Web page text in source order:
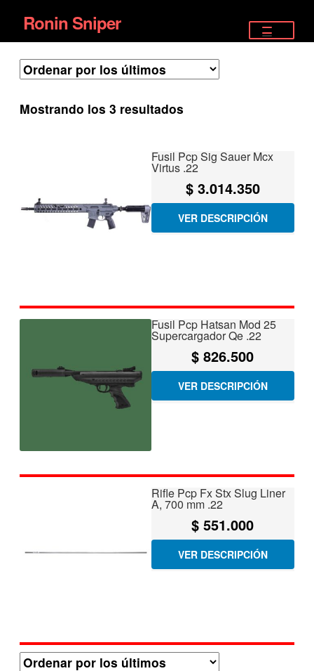
Ir
a
la
Ir
al
contenido
Ronin Sniper
PISTOLAS
Mostrando los 3 resultados
últimos
Fusil Pcp Sig Sauer Mcx
Virtus .22
$3.014.350
VER DESCRIPCIÓN
Fusil Pcp Hatsan Mod 25
Supercargador Qe .22
$ 826.500
VER DESCRIPCIÓN
Rifle Pcp Fx Stx Slug Liner
A, 700 mm .22
$ 551.000
VER DESCRIPCIÓN